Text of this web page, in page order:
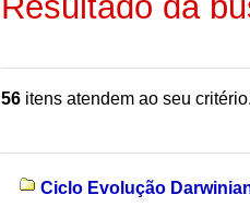
56 itens atendem ao seu critério.
Ciclo Evolução